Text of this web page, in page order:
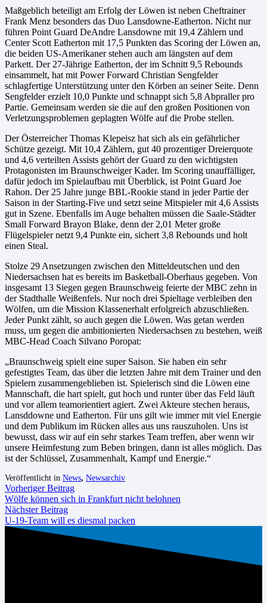
Maßgeblich beteiligt am Erfolg der Löwen ist neben Cheftrainer
Frank Menz besonders das Duo Lansdowne-Eatherton. Nicht nur
führen Point Guard DeAndre Lansdowne mit 19,4 Zählern und
Center Scott Eatherton mit 17,5 Punkten das Scoring der Löwen an,
die beiden US-Amerikaner stehen auch am längsten auf dem
Parkett. Der 27-Jährige Eatherton, der im Schnitt 9,5 Rebounds
einsammelt, hat mit Power Forward Christian Sengfelder
schlagfertige Unterstützung unter den Körben an seiner Seite. Denn
Sengfelder erzielt 10,0 Punkte und schnappt sich 5,8 Abpraller pro
Partie. Gemeinsam werden sie die auf den großen Positionen von
Verletzungsproblemen geplagten Wölfe auf die Probe stellen.
Der Österreicher Thomas Klepeisz hat sich als ein gefährlicher
Schütze gezeigt. Mit 10,4 Zählern, gut 40 prozentiger Dreierquote
und 4,6 verteilten Assists gehört der Guard zu den wichtigsten
Protagonisten im Braunschweiger Kader. Im Scoring unauffälliger,
dafür jedoch im Spielaufbau mit Überblick, ist Point Guard Joe
Rahon. Der 25 Jahre junge BBL-Rookie stand in jeder Partie der
Saison in der Starting-Five und setzt seine Mitspieler mit 4,6 Assists
gut in Szene. Ebenfalls im Auge behalten müssen die Saale-Städter
Small Forward Brayon Blake, denn der 2,01 Meter große
Flügelspieler netzt 9,4 Punkte ein, sichert 3,8 Rebounds und holt
einen Steal.
Stolze 29 Ansetzungen zwischen den Mitteldeutschen und den
Niedersachsen hat es bereits im Basketball-Oberhaus gegeben. Von
insgesamt 13 Siegen gegen Braunschweig feierte der MBC zehn in
der Stadthalle Weißenfels. Nur noch drei Spieltage verbleiben den
Wölfen, um die Mission Klassenerhalt erfolgreich abzuschließen.
Jeder Punkt zählt, so auch gegen die Löwen. Was getan werden
muss, um gegen die ambitionierten Niedersachsen zu bestehen, weiß
MBC-Head Coach Silvano Poropat:
„Braunschweig spielt eine super Saison. Sie haben ein sehr
gefestigtes Team, das über die letzten Jahre mit dem Trainer und den
Spielern zusammengeblieben ist. Spielerisch sind die Löwen eine
Mannschaft, die hart spielt, gut hoch und runter über das Feld läuft
und vor allem teamorientiert agiert. Zwei Akteure stechen heraus,
Lansddowne und Eatherton. Für uns gilt wie immer mit viel Energie
und dem Publikum im Rücken alles aus uns rauszuholen. Uns ist
bewusst, dass wir auf ein sehr starkes Team treffen, aber wenn wir
unsere Heimfestung zum Beben bringen, dann ist alles möglich. Das
ist der Schlüssel, Zusammenhalt, Kampf und Energie.“
Veröffentlicht in News, Newsarchiv
Vorheriger Beitrag
Wölfe können sich in Frankfurt nicht belohnen
Nächster Beitrag
U-19-Team will es diesmal packen